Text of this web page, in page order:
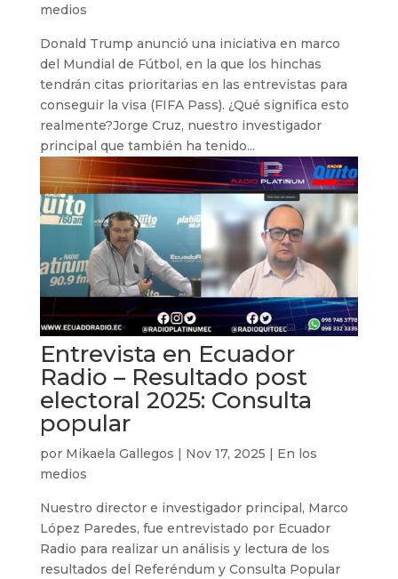
medios
Donald Trump anunció una iniciativa en marco
del Mundial de Fútbol, en la que los hinchas
tendrán citas prioritarias en las entrevistas para
conseguir la visa (FIFA Pass). ¿Qué significa esto
realmente?Jorge Cruz, nuestro investigador
principal que también ha tenido...
Entrevista en Ecuador
Radio – Resultado post
electoral 2025: Consulta
popular
por Mikaela Gallegos | Nov 17, 2025 | En los
medios
Nuestro director e investigador principal, Marco
López Paredes, fue entrevistado por Ecuador
Radio para realizar un análisis y lectura de los
resultados del Referéndum y Consulta Popular